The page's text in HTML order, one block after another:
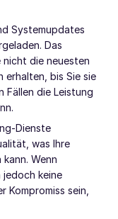
Systemupdates
Das
die neuesten
erhalten, bis Sie sie
Fällen die Leistung
Dienste
was Ihre
Wenn
jedoch keine
Kompromiss sein,